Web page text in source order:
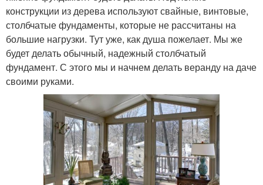
конструкции из дерева используют свайные, винтовые,
столбчатые фундаменты, которые не рассчитаны на
большие нагрузки. Тут уже, как душа пожелает. Мы же
будет делать обычный, надежный столбчатый
фундамент. С этого мы и начнем делать веранду на даче
своими руками.